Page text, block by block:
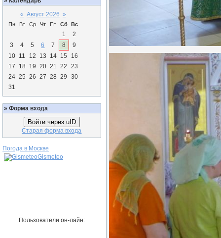
« Август 2026 »
Пн Вт Ср Чт Пт Сб Вс
1
2
3
4 5 6 7 8
9
10 11 12 13 14 15
16
17
18 19 20 21 22
23
24 25 26 27 28 29
30
31
» Форма входа
Войти через uID
Старая форма входа
Погода в Москве
Gismeteo
Пользователи он-лайн: